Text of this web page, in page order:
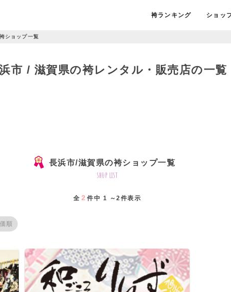
袴ランキング ショッ
ショップ一覧
市 / 滋賀県の袴レンタル・販売店の一覧
長浜市/滋賀県の袴ショップ一覧
shop list
全 2 件中 1 ～2件表示
順